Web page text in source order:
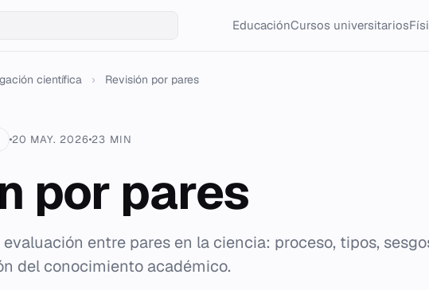
EducaciónCursos universitarios
científica › Revisión por pares
20 MAY. 202623 MIN
por pares
entre pares en la ciencia: proceso, tipos,
del conocimiento académico.